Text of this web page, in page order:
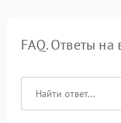
FAQ. Ответы на